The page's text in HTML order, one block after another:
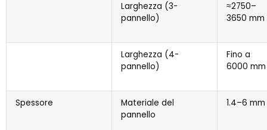
Larghezza (3-
pannello)
≈2750–
3650 mm
Larghezza (4-
pannello)
Fino a
6000 mm
Spessore
Materiale del
pannello
1.4–6 mm